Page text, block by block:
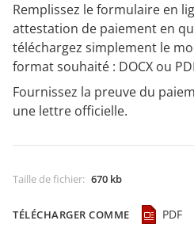
Remplissez le formulaire en
attestation de paiement en
téléchargez simplement le
format souhaité : DOCX ou
Fournissez la preuve du
une lettre officielle.
Taille de fichier: 670 kb
TÉLÉCHARGER COMME PDF